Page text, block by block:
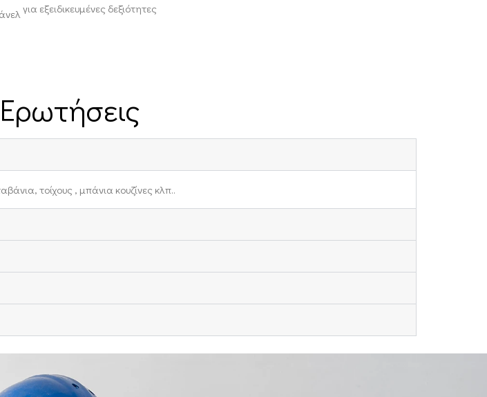
για εξειδικευμένες δεξιότητες
τοίχους , μπάνια κουζίνες κλπ..